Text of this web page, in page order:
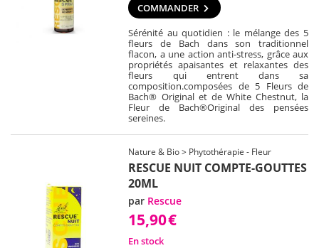
COMMANDER
Sérénité au quotidien : le mélange des 5
fleurs de Bach dans son traditionnel
flacon, a une action anti-stress, grâce aux
propriétés apaisantes et relaxantes des
fleurs qui entrent dans sa
composition.composées de 5 Fleurs de
Bach® Original et de White Chestnut, la
Fleur de Bach®Original des pensées
sereines.
Nature & Bio > Phytothérapie - Fleur
RESCUE NUIT COMPTE-GOUTTES
20ML
par Rescue
15,90€
En stock